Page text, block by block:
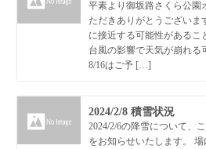
平素より御坂路さくら公園
ただきありがとうございま
に接近する可能性があるこ
台風の影響で天気が崩れる
8/16はご予 […]
2024/2/8 積雪状況
2024/2/6の降雪について、
をお知らせいたします。